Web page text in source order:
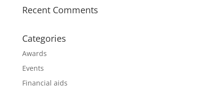
Recent Comments
Categories
Awards
Events
Financial aids